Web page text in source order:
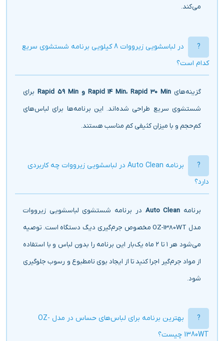
می‌کند.
در لباسشویی زیرووات 8 کیلویی برنامه شستشوی سریع
کدام است؟
گزینه‌های Rapid 14 Min، Rapid 30 Min و Rapid 59 Min
برای
شستشوی سریع طراحی شده‌اند. این برنامه‌ها برای لباس‌های
کم‌حجم و با میزان کثیفی کم مناسب هستند.
برنامه Auto Clean در لباسشویی زیرووات چه کاربردی
دارد؟
برنامه Auto Clean در برنامه شستشوی لباسشویی زیرووات
مدل OZ-1380WT مخصوص جرم‌گیری دیگ دستگاه است. توصیه
می‌شود هر ۱ تا ۲ ماه یک‌بار این برنامه را بدون لباس و با استفاده
از مواد جرم‌گیر اجرا کنید تا از ایجاد بوی نامطبوع و رسوب جلوگیری
شود.
بهترین برنامه برای لباس‌های حساس در مدل OZ-
1380WT چیست؟